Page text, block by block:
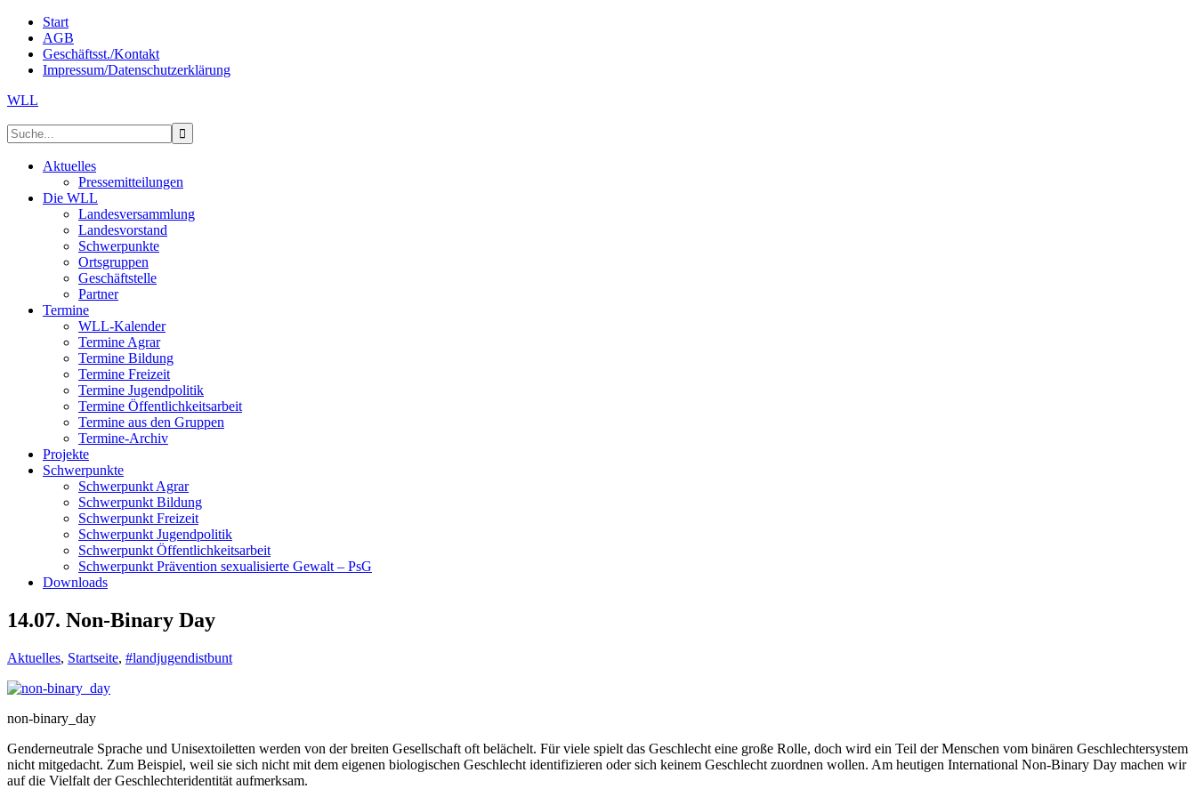
Start
AGB
Geschäftsst./Kontakt
Impressum/Datenschutzerklärung
WLL
Aktuelles
Pressemitteilungen
Die WLL
Landesversammlung
Landesvorstand
Schwerpunkte
Ortsgruppen
Geschäftstelle
Partner
Termine
WLL-Kalender
Termine Agrar
Termine Bildung
Termine Freizeit
Termine Jugendpolitik
Termine Öffentlichkeitsarbeit
Termine aus den Gruppen
Termine-Archiv
Projekte
Schwerpunkte
Schwerpunkt Agrar
Schwerpunkt Bildung
Schwerpunkt Freizeit
Schwerpunkt Jugendpolitik
Schwerpunkt Öffentlichkeitsarbeit
Schwerpunkt Prävention sexualisierte Gewalt – PsG
Downloads
14.07. Non-Binary Day
Aktuelles, Startseite, #landjugendistbunt
non-binary_day
Genderneutrale Sprache und Unisextoiletten werden von der breiten Gesellschaft oft belächelt. Für viele spielt das Geschlecht eine große Rolle, doch wird ein Teil der Menschen vom binären Geschlechtersystem
nicht mitgedacht. Zum Beispiel, weil sie sich nicht mit dem eigenen biologischen Geschlecht identifizieren oder sich keinem Geschlecht zuordnen wollen. Am heutigen International Non-Binary Day machen wir
auf die Vielfalt der Geschlechteridentität aufmerksam.